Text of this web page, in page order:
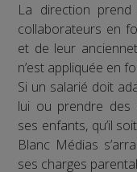
La direction
collaborateurs en
et de leur
n’est appliquée en
Si un salarié doit
lui ou prendre des
ses enfants, qu’il
Blanc Médias
ses charges